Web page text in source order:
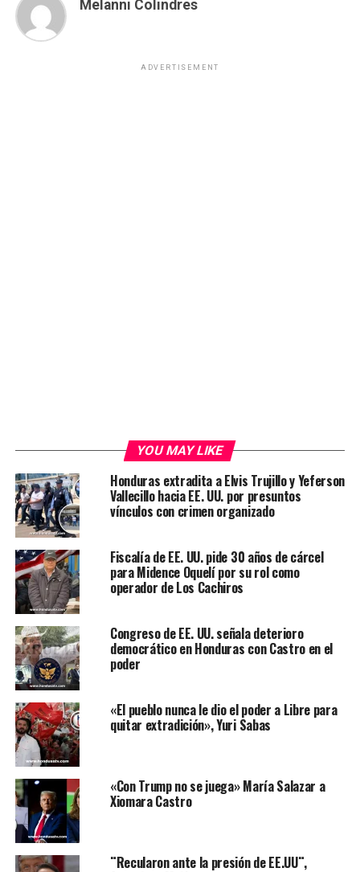
Melanni Colindres
ADVERTISEMENT
YOU MAY LIKE
Honduras extradita a Elvis Trujillo y Yeferson
Vallecillo hacia EE. UU. por presuntos
vínculos con crimen organizado
Fiscalía de EE. UU. pide 30 años de cárcel
para Midence Oquelí por su rol como
operador de Los Cachiros
Congreso de EE. UU. señala deterioro
democrático en Honduras con Castro en el
poder
«El pueblo nunca le dio el poder a Libre para
quitar extradición», Yuri Sabas
«Con Trump no se juega» María Salazar a
Xiomara Castro
¨Recularon ante la presión de EE.UU¨,